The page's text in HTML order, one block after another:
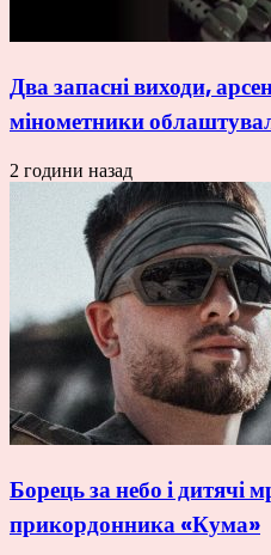
Два запасні виходи,
мінометники
2 години назад
Борець за небо і дитячі
прикордонника «Кума»